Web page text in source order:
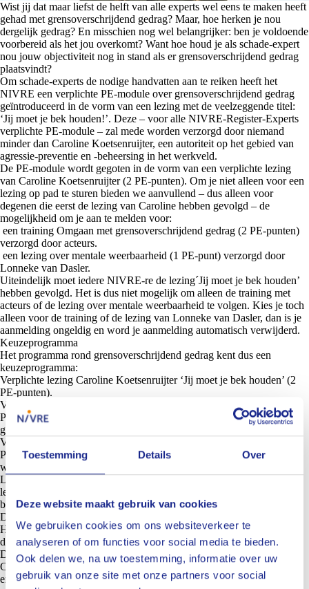
Toestemming Details Over
Deze website maakt gebruik van cookies
We gebruiken cookies om ons websiteverkeer te
analyseren of om functies voor social media te bieden.
Ook delen we, na uw toestemming, informatie over uw
gebruik van onze site met onze partners voor social
Wist jij dat maar liefst de helft van alle experts wel eens te maken heeft
gehad met grensoverschrijdend gedrag? Maar, hoe herken je nou
dergelijk gedrag? En misschien nog wel belangrijker: ben je voldoende
voorbereid als het jou overkomt? Want hoe houd je als schade-expert
nou jouw objectiviteit nog in stand als er grensoverschrijdend gedrag
plaatsvindt?
Om schade-experts de nodige handvatten aan te reiken heeft het
NIVRE een verplichte PE-module over grensoverschrijdend gedrag
geïntroduceerd in de vorm van een lezing met de veelzeggende titel:
‘Jij moet je bek houden!’. Deze – voor alle NIVRE-Register-Experts
verplichte PE-module – zal mede worden verzorgd door niemand
minder dan Caroline Koetsenruijter, een autoriteit op het gebied van
agressie-preventie en -beheersing in het werkveld.
De PE-module wordt gegoten in de vorm van een verplichte lezing
van Caroline Koetsenruijter (2 PE-punten). Om je niet alleen voor een
lezing op pad te sturen bieden we aanvullend – dus alleen voor
degenen die eerst de lezing van Caroline hebben gevolgd – de
mogelijkheid om je aan te melden voor:
een training Omgaan met grensoverschrijdend gedrag (2 PE-punten)
verzorgd door acteurs.
een lezing over mentale weerbaarheid (1 PE-punt) verzorgd door
Lonneke van Dasler.
Uiteindelijk moet iedere NIVRE-re de lezing´Jij moet je bek houden’
hebben gevolgd. Het is dus nietmogelijk om alleen de training met
acteurs of de lezing over mentale weerbaarheid te volgen. Kies je toch
alleen voor de training of de lezing van Lonneke van Dasler, dan is je
aanmelding ongeldig en word je aanmelding automatisch verwijderd.
Keuzeprogramma
Het programma rond grensoverschrijdend gedrag kent dus een
keuzeprogramma:
Verplichte lezing Caroline Koetsenruijter ‘Jij moet je bek houden’ (2
PE-punten).
Verplichte
lezing Caroline Koetsenruijter ‘Jij moet je bek houden’ (2
PE-punten), aangevuld met een
training Omgaan met
grensoverschrijdend gedrag (2 PE-punten).
Verplichte
PE-punten), aangevuld met eenvrijblijvende
lezing over mentale
weerbaarheid (1 PE-punt).
Let op
lezing van Lonneke
bijgewoond. Wil je een aanvullend programmaonderdeel bijwonen?
Dan moet je je hiervoor apart aanmelden.
Heb jij al eerder deelgenomen aan de lezing ‘Jij moet je bek houden’,
dan heb jij uiteraard al aan je verplichting voldaan.
Data presentatie Caroline Koetsenruijter
Caroline Koetsenruijter zal in 2025 negen maal een presentatie geven
en wel op vijf verschillende locaties. Na de pauze is er steeds de